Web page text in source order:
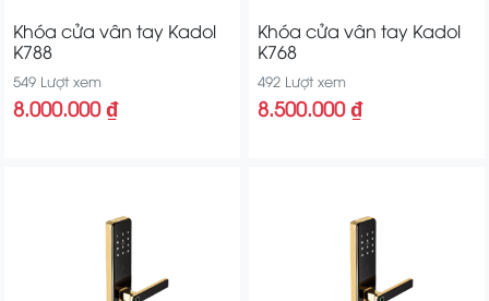
Khóa cửa vân tay Kadol
K788
549 Lượt xem
8.000.000 ₫
Khóa cửa vân tay Kadol
K768
492 Lượt xem
8.500.000 ₫